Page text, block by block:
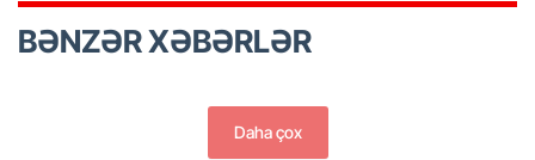
BƏNZƏR XƏBƏRLƏR
Daha çox